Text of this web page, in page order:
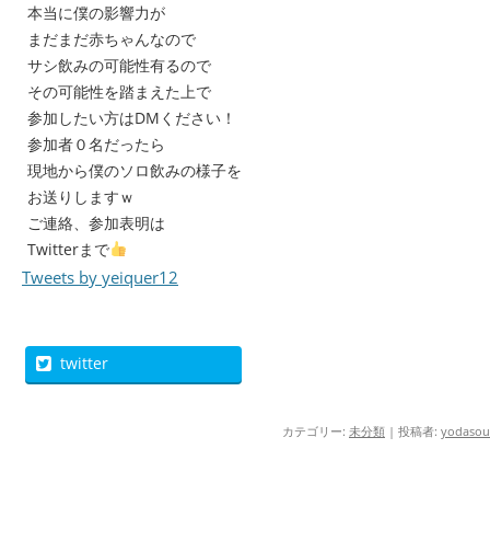
本当に僕の影響力が
まだまだ赤ちゃんなので
サシ飲みの可能性有るので
その可能性を踏まえた上で
参加したい方はDMください！
参加者０名だったら
現地から僕のソロ飲みの様子を
お送りしますｗ
ご連絡、参加表明は
Twitterまで
Tweets by yeiquer12
twitter
カテゴリー: 未分類 | 投稿者: yodasou